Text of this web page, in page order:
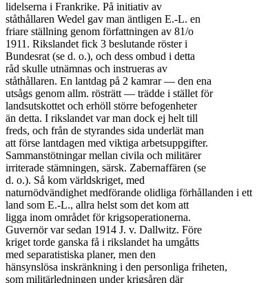
lidelserna i Frankrike. På initiativ av
ståthållaren Wedel gav man äntligen E.-L. en
friare ställning genom författningen av 81/o
1911. Rikslandet fick 3 beslutande röster i
Bundesrat (se d. o.), och dess ombud i detta
råd skulle utnämnas och instrueras av
ståthållaren. En lantdag på 2 kamrar — den ena
utsågs genom allm. rösträtt — trädde i stället för
landsutskottet och erhöll större befogenheter
än detta. I rikslandet var man dock ej helt till
freds, och från de styrandes sida underlät man
att förse lantdagen med viktiga arbetsuppgifter.
Sammanstötningar mellan civila och militärer
irriterade stämningen, särsk. Zabernaffären (se
d. o.). Så kom världskriget, med
naturnödvändighet medförande olidliga förhållanden i ett
land som E.-L., allra helst som det kom att
ligga inom området för krigsoperationerna.
Guvernör var sedan 1914 J. v. Dallwitz. Före
kriget torde ganska få i rikslandet ha umgåtts
med separatistiska planer, men den
hänsynslösa inskränkning i den personliga friheten,
som militärledningen under krigsåren där